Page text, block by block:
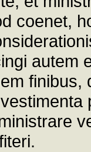
coenet,
autem